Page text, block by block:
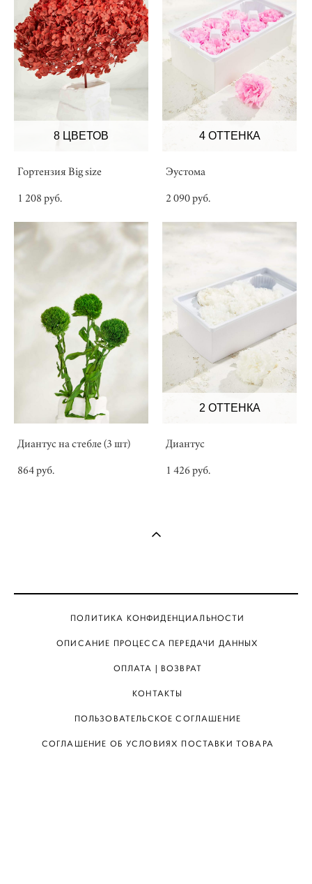
8 ЦВЕТОВ
Гортензия Big size
1 208 pуб.
4 ОТТЕНКА
Эустома
2 090 pуб.
Диантус на стебле (3 шт)
864 pуб.
2 ОТТЕНКА
Диантус
1 426 pуб.
ПОЛИТИКА КОНФИДЕНЦИАЛЬНОСТИ
ОПИСАНИЕ ПРОЦЕССА ПЕРЕДАЧИ ДАННЫХ
ОПЛАТА | ВОЗВРАТ
КОНТАКТЫ
ПОЛЬЗОВАТЕЛЬСКОЕ СОГЛАШЕНИЕ
СОГЛАШЕНИЕ ОБ УСЛОВИЯХ ПОСТАВКИ ТОВАРА